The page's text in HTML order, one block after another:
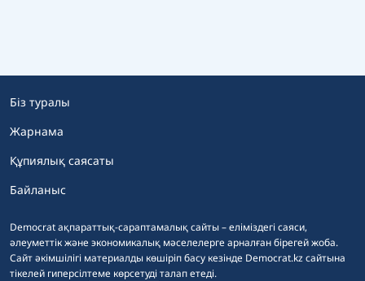
Democrat ақпараттық-сараптамалық сайты – еліміздегі саяси,
әлеуметтік және экономикалық мәселелерге арналған бірегей жоба.
Сайт әкімшілігі материалды көшіріп басу кезінде Democrat.kz сайтына
тікелей гиперсілтеме көрсетуді талап етеді.
Біз туралы
Жарнама
Құпиялық саясаты
Байланыс